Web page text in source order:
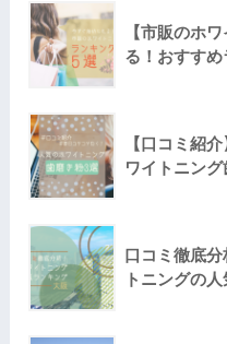
【市販のホ
る！おすす
【口コミ紹
ワイトニン
口コミ徹底
トニングの